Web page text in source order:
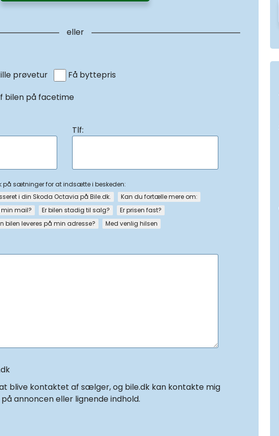
eller
prøvetur
Få byttepris
bilen på facetime
Tlf:
på sætninger for at indsætte i beskeden:
i din Skoda Octavia på Bile.dk.
Kan du fortælle mere om:
min mail?
Er bilen stadig til salg?
Er prisen fast?
bilen leveres på min adresse? Med venlig hilsen
blive kontaktet af sælger, og bile.dk kan kontakte mig
annoncen eller lignende indhold.